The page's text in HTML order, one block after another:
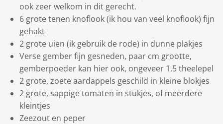
ook zeer welkom in dit gerecht.
6 grote tenen knoflook (ik hou van veel knoflook) fijn
gehakt
2 grote uien (ik gebruik de rode) in dunne plakjes
Verse gember fijn gesneden, paar cm grootte,
gemberpoeder kan hier ook, ongeveer 1,5 theelepel
2 grote, zoete aardappels geschild in kleine blokjes
2 grote, sappige tomaten in stukjes, of meerdere
kleintjes
Zeezout en peper